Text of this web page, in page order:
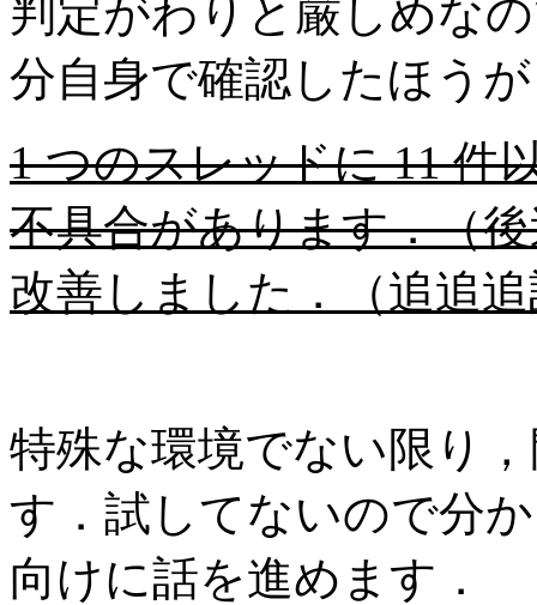
判定がわりと厳しめな
分自身で確認したほう
1 つのスレッドに 11 件
不具合があります．（
改善しました．（追追
特殊な環境でない限り
す．試してないので分
向けに話を進めます．